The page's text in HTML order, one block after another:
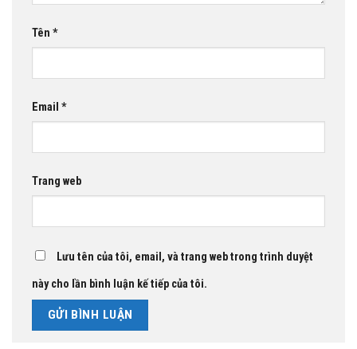
Tên *
Email *
Trang web
Lưu tên của tôi, email, và trang web trong trình duyệt
này cho lần bình luận kế tiếp của tôi.